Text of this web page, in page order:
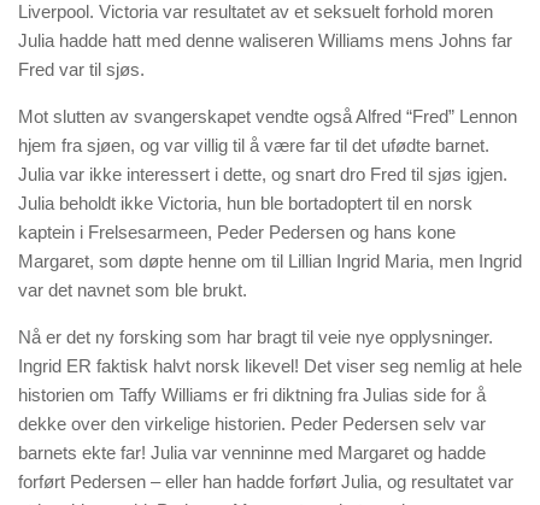
Liverpool. Victoria var resultatet av et seksuelt forhold moren
Julia hadde hatt med denne waliseren Williams mens Johns far
Fred var til sjøs.
Mot slutten av svangerskapet vendte også Alfred “Fred” Lennon
hjem fra sjøen, og var villig til å være far til det ufødte barnet.
Julia var ikke interessert i dette, og snart dro Fred til sjøs igjen.
Julia beholdt ikke Victoria, hun ble bortadoptert til en norsk
kaptein i Frelsesarmeen, Peder Pedersen og hans kone
Margaret, som døpte henne om til Lillian Ingrid Maria, men Ingrid
var det navnet som ble brukt.
Nå er det ny forsking som har bragt til veie nye opplysninger.
Ingrid ER faktisk halvt norsk likevel! Det viser seg nemlig at hele
historien om Taffy Williams er fri diktning fra Julias side for å
dekke over den virkelige historien. Peder Pedersen selv var
barnets ekte far! Julia var venninne med Margaret og hadde
forført Pedersen – eller han hadde forført Julia, og resultatet var